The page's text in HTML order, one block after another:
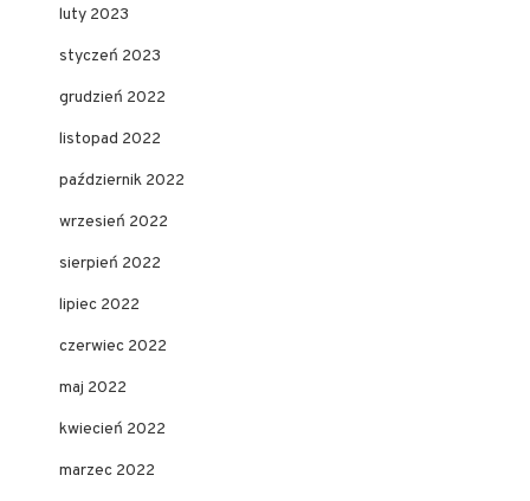
luty 2023
styczeń 2023
grudzień 2022
listopad 2022
październik 2022
wrzesień 2022
sierpień 2022
lipiec 2022
czerwiec 2022
maj 2022
kwiecień 2022
marzec 2022